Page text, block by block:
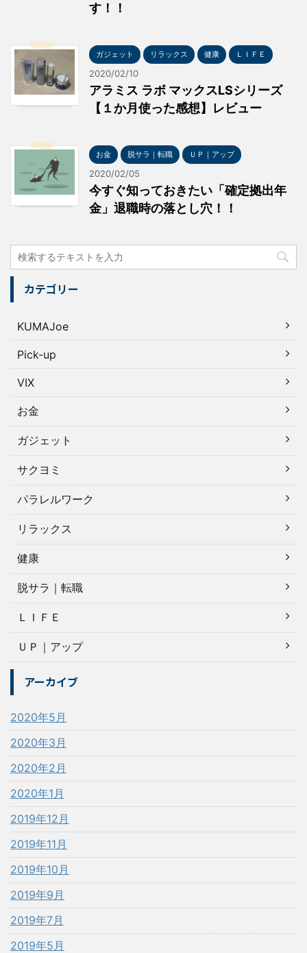
す！！
ガジェット リラックス 健康 ＬＩＦＥ
2020/02/10
アラミス ラボ マックスLSシリーズ
【１か月使った感想】レビュー
お金 脱サラ｜転職 ＵＰ｜アップ
2020/02/05
今すぐ知っておきたい「確定拠出年
金」退職時の落とし穴！！
カテゴリー
KUMAJoe
Pick-up
VIX
お金
ガジェット
サクヨミ
パラレルワーク
リラックス
健康
脱サラ｜転職
ＬＩＦＥ
ＵＰ｜アップ
アーカイブ
2020年5月
2020年3月
2020年2月
2020年1月
2019年12月
2019年11月
2019年10月
2019年9月
2019年7月
2019年5月